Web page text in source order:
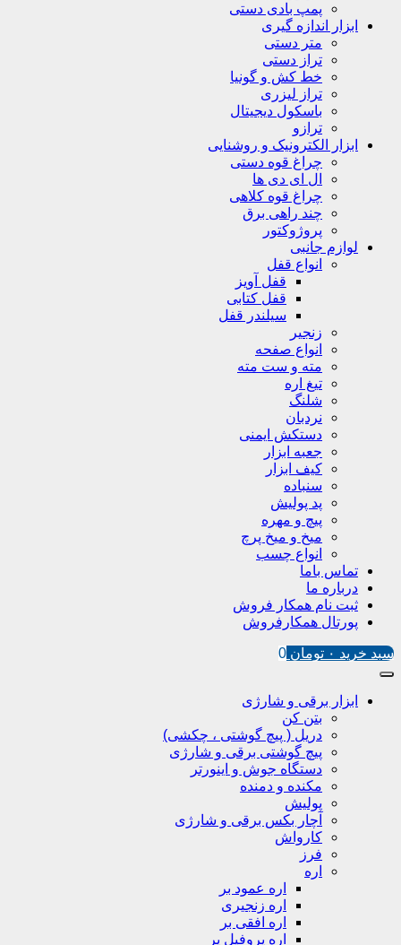
پمپ بادی دستی
ابزار اندازه گیری
متر دستی
تراز دستی
خط کش و گونیا
تراز لیزری
باسکول دیجیتال
ترازو
ابزار الکترونیک و روشنایی
چراغ قوه دستی
ال ای دی ها
چراغ قوه کلاهی
چند راهی برق
پروژوکتور
لوازم جانبی
انواع قفل
قفل آویز
قفل کتابی
سیلندر قفل
زنجیر
انواع صفحه
مته و ست مته
تیغ اره
شلنگ
نردبان
دستکش ایمنی
جعبه ابزار
کیف ابزار
سنباده
پد پولیش
پیچ و مهره
میخ و میخ پرچ
انواع چسب
تماس باما
درباره ما
ثبت نام همکار فروش
پورتال همکارفروش
سبد خرید ۰ تومان 0
ابزار برقی و شارژی
بتن کن
دریل ( پیچ گوشتی ، چکشی)
پیچ گوشتی برقی و شارژی
دستگاه جوش و اینورتر
مکنده و دمنده
پولیش
آچار بکس برقی و شارژی
کارواش
فرز
اره
اره عمود بر
اره زنجیری
اره افقی بر
اره پروفیل پر